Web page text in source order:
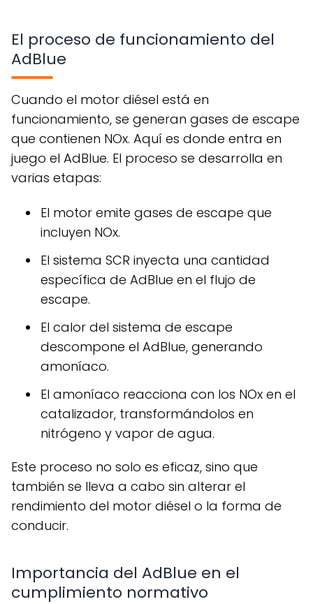
El proceso de funcionamiento del
AdBlue
Cuando el motor diésel está en
funcionamiento, se generan gases de escape
que contienen NOx. Aquí es donde entra en
juego el AdBlue. El proceso se desarrolla en
varias etapas:
El motor emite gases de escape que
incluyen NOx.
El sistema SCR inyecta una cantidad
específica de AdBlue en el flujo de
escape.
El calor del sistema de escape
descompone el AdBlue, generando
amoníaco.
El amoníaco reacciona con los NOx en el
catalizador, transformándolos en
nitrógeno y vapor de agua.
Este proceso no solo es eficaz, sino que
también se lleva a cabo sin alterar el
rendimiento del motor diésel o la forma de
conducir.
Importancia del AdBlue en el
cumplimiento normativo